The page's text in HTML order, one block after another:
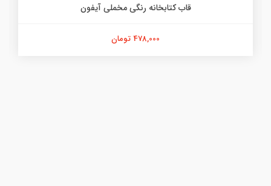
قاب کتابخانه رنگی مخملی آیفون
478,000 تومان